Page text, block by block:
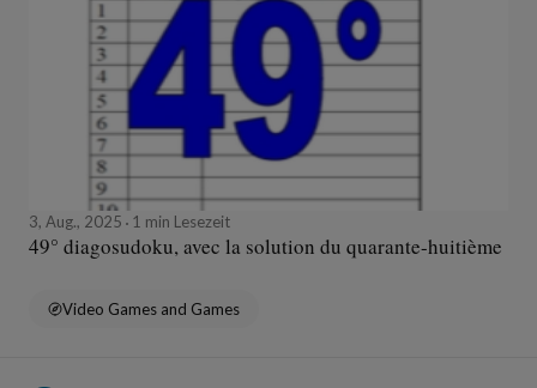
3, Aug., 2025 1 min Lesezeit
49° diagosudoku, avec la solution du quarante-huitième
Video Games and Games